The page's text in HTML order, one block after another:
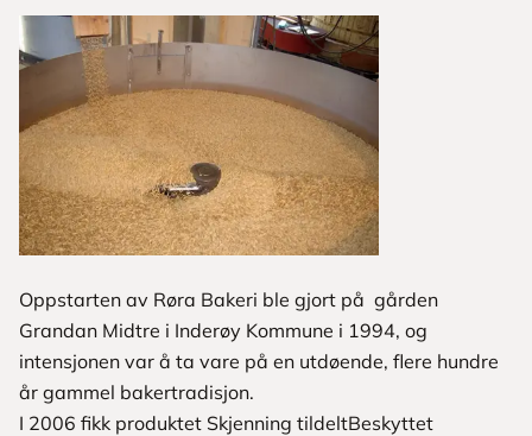
Oppstarten av Røra Bakeri ble gjort på gården
Grandan Midtre i Inderøy Kommune i 1994, og
intensjonen var å ta vare på en utdøende, flere hundre
år gammel bakertradisjon.
I 2006 fikk produktet Skjenning tildeltBeskyttet